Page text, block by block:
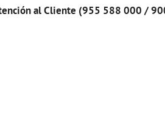
al Cliente (955 588 000 /